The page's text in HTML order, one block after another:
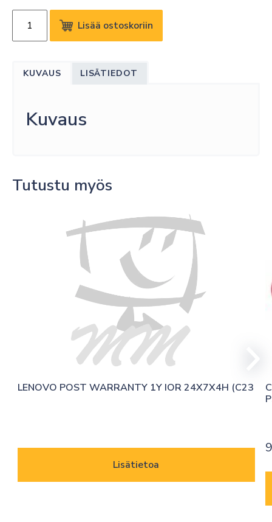
OSE
PDP
48M
määrä
Lisää ostoskoriin
KUVAUS LISÄTIEDOT
Kuvaus
Tutustu myös
LENOVO POST WARRANTY 1Y IOR 24X7X4H (C23
Lisätietoa